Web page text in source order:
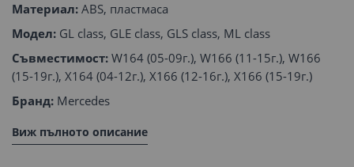
Материал: ABS, пластмаса
Модел: GL class, GLE class, GLS class, ML class
Съвместимост: W164 (05-09г.), W166 (11-15г.), W166
(15-19г.), X164 (04-12г.), X166 (12-16г.), X166 (15-19г.)
Бранд: Mercedes
Виж пълното описание